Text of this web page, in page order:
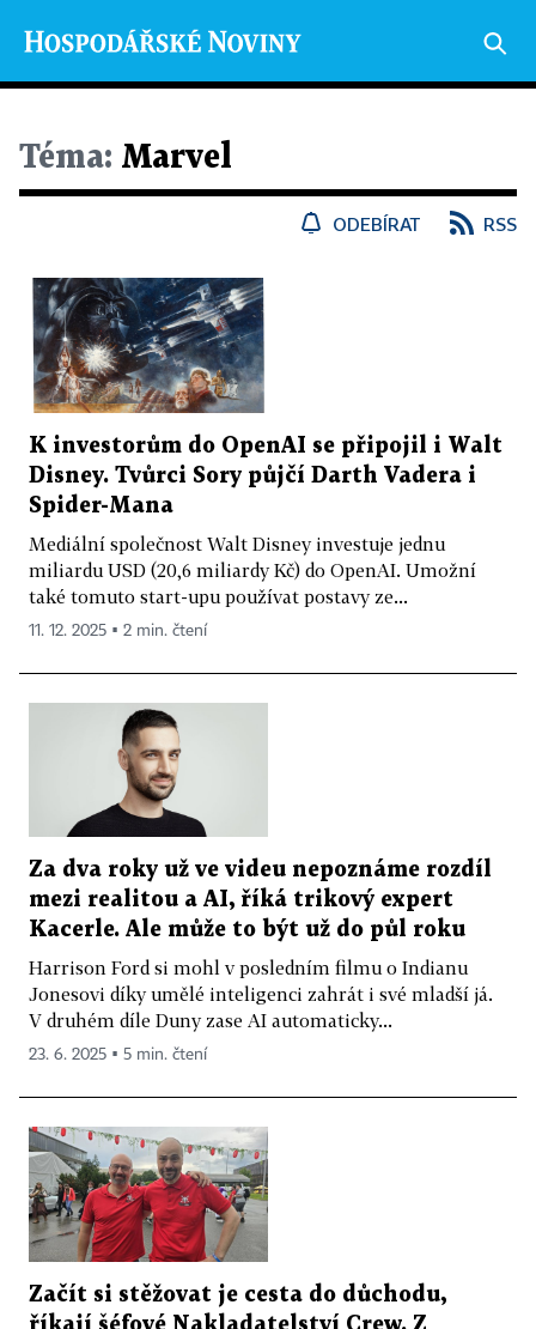
Téma: Marvel
ODEBÍRAT RSS
K investorům do OpenAI se připojil i Walt
Disney. Tvůrci Sory půjčí Darth Vadera i
Spider-Mana
Mediální společnost Walt Disney investuje jednu
miliardu USD (20,6 miliardy Kč) do OpenAI. Umožní
také tomuto start-upu používat postavy ze...
11. 12. 2025 ▪ 2 min. čtení
Za dva roky už ve videu nepoznáme rozdíl
mezi realitou a AI, říká trikový expert
Kacerle. Ale může to být už do půl roku
Harrison Ford si mohl v posledním filmu o Indianu
Jonesovi díky umělé inteligenci zahrát i své mladší já.
V druhém díle Duny zase AI automaticky...
23. 6. 2025 ▪ 5 min. čtení
Začít si stěžovat je cesta do důchodu,
říkají šéfové Nakladatelství Crew. Z